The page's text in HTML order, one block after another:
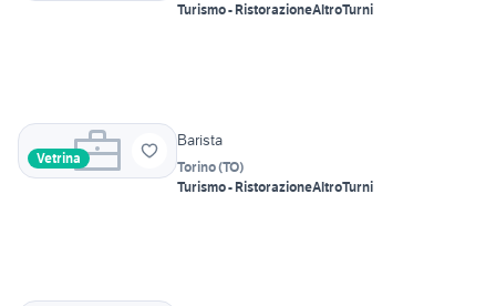
Turismo - RistorazioneAltroTurni
Vetrina
Barista
Torino(TO)
Turismo - RistorazioneAltroTurni